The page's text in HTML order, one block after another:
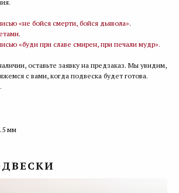
«не бойся смерти, бойся дьявола».
.
«буди при славе смирен, при печали мудр».
оставьте заявку на предзаказ. Мы увидим,
с вами, когда подвеска будет готова.
мм